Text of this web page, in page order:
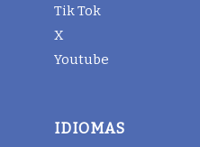
Tik Tok
X
Youtube
IDIOMAS